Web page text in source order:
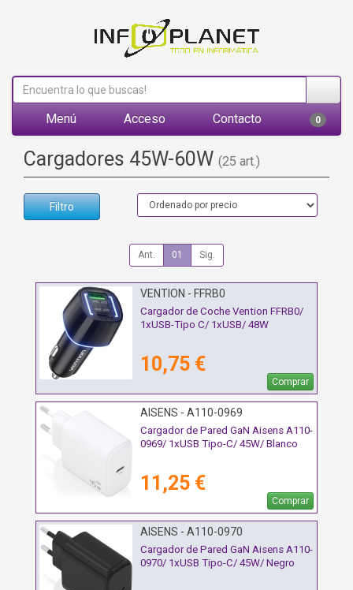
Menú Acceso Contacto 0
Cargadores 45W-60W (25 art.)
Filtro
Ant. 01 Sig.
VENTION - FFRB0
Cargador de Coche Vention FFRB0/
1xUSB-Tipo C/ 1xUSB/ 48W
10,75 €
Comprar
AISENS - A110-0969
Cargador de Pared GaN Aisens A110-
0969/ 1xUSB Tipo-C/ 45W/ Blanco
11,25 €
Comprar
AISENS - A110-0970
Cargador de Pared GaN Aisens A110-
0970/ 1xUSB Tipo-C/ 45W/ Negro